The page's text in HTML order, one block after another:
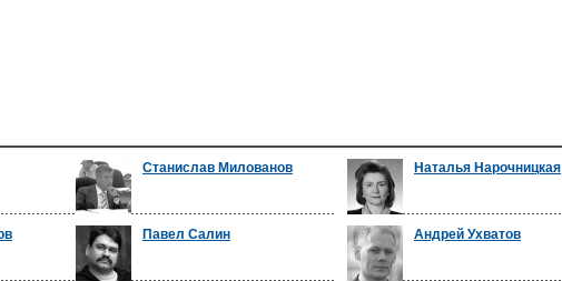
Станислав Милованов Наталья Нарочницкая
Павел Салин Андрей Ухватов